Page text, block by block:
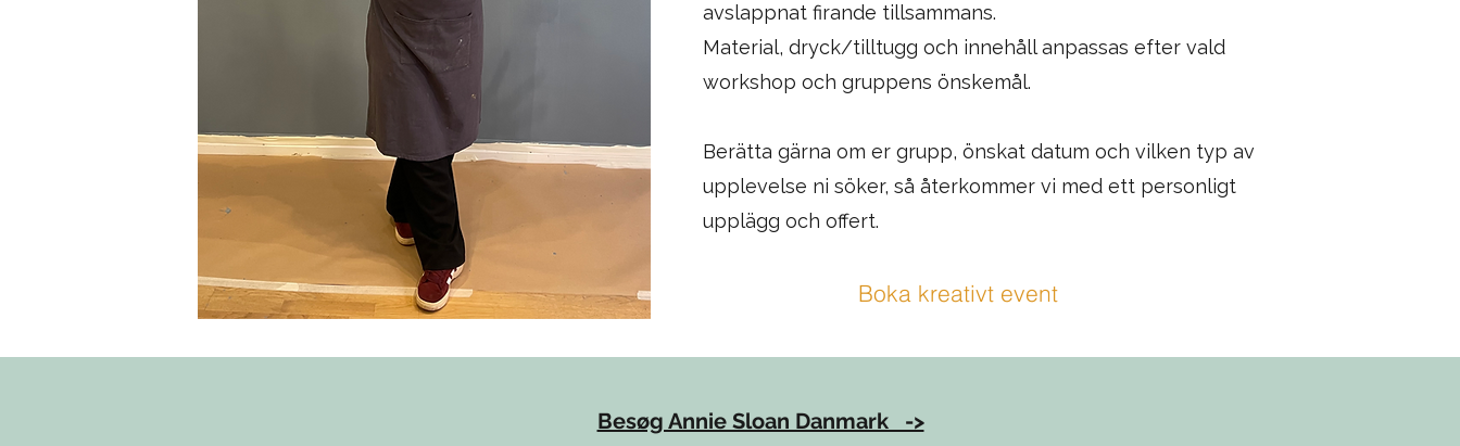
avslappnat firande tillsammans.
Material, dryck/tilltugg och innehåll anpassas efter vald
workshop och gruppens önskemål.
Berätta gärna om er grupp, önskat datum och vilken typ av
upplevelse ni söker, så återkommer vi med ett personligt
upplägg och offert.
Boka kreativt event
Besøg Annie Sloan Danmark ->